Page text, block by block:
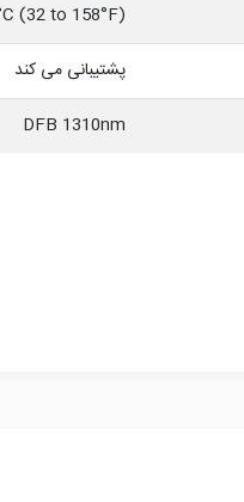
(32 to 158°F)
پشتیبانی می کند
DFB 1310nm